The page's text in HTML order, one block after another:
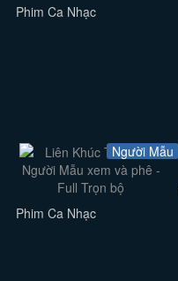
Phim Ca Nhạc
Người Mẫu
Phim Ca Nhạc